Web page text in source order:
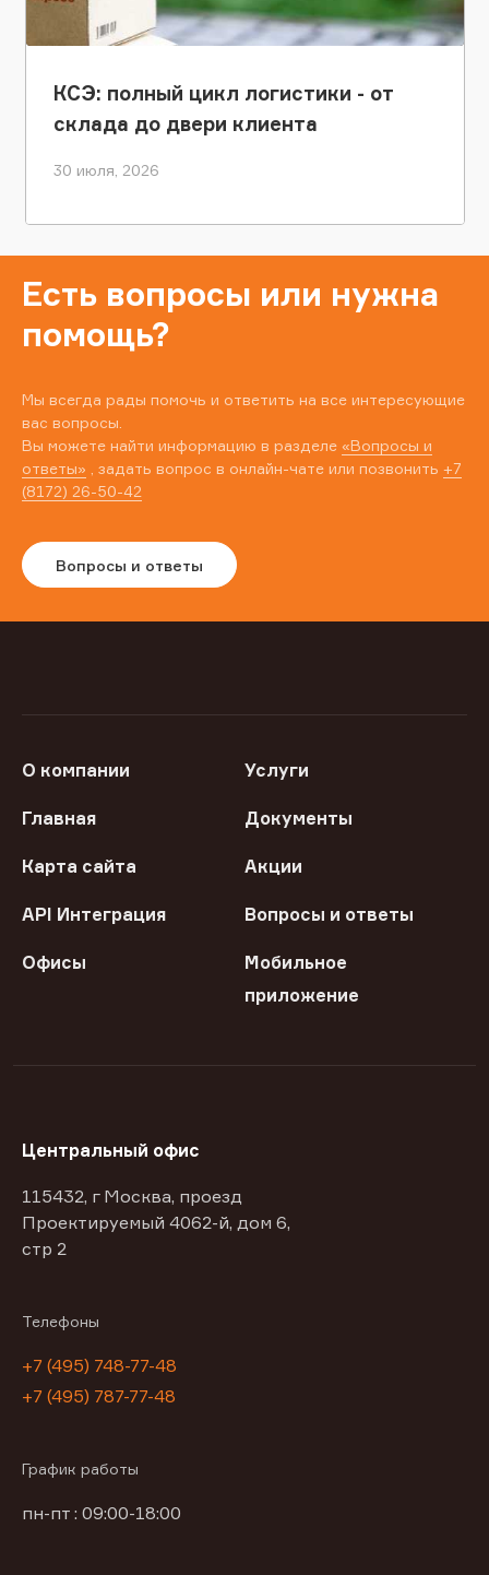
КСЭ: полный цикл логистики - от
склада до двери клиента
30 июля, 2026
Есть вопросы или нужна
помощь?
Мы всегда рады помочь и ответить на все интересующие
вас вопросы.
Вы можете найти информацию в разделе «Вопросы и
ответы» , задать вопрос в онлайн-чате или позвонить +7
(8172) 26-50-42
Вопросы и ответы
О компании Услуги
Главная Документы
Карта сайта Акции
API Интеграция Вопросы и ответы
Офисы
Мобильное
приложение
Центральный офис
115432, г Москва, проезд
Проектируемый 4062-й, дом 6,
стр 2
Телефоны
+7 (495) 748-77-48
+7 (495) 787-77-48
График работы
пн-пт : 09:00-18:00